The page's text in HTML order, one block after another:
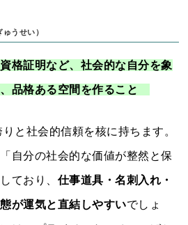
ゅうせい）
格証明など、社会的な自分を象
品格ある空間を作ること
と社会的信頼を核に持ちます。
自分の社会的な価値が整然と保
ており、 仕事道具・名刺入れ・
が運気と直結しやすいでしょ